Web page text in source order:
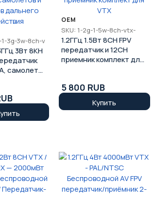
1-3g-3w-8ch-v
3Вт 8КН
самолетов
OEM
SKU: 1-2g-1-5w-8ch-vtx-
1.2ГГц 1.5Вт 8CH FPV
передатчик и 12CH
приемник комплект для
5 800 RUB
Купить